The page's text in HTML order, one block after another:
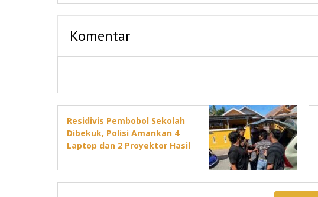
Komentar
Residivis Pembobol Sekolah
Dibekuk, Polisi Amankan 4
Laptop dan 2 Proyektor Hasil